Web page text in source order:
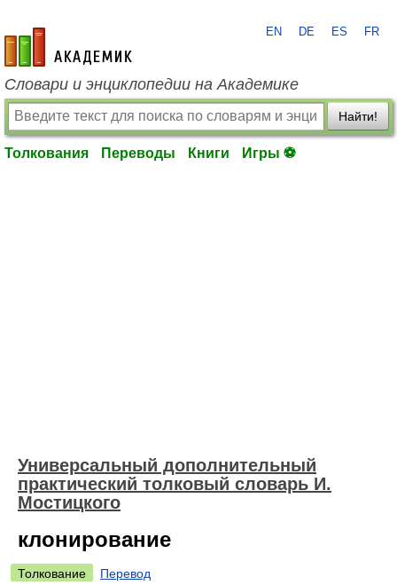
academic.ru
EN DE ES FR
Словари и энциклопедии на Академике
Найти!
Толкования Переводы Книги Игры ⚽
Универсальный дополнительный
практический толковый словарь И.
Мостицкого
клонирование
Толкование
Перевод